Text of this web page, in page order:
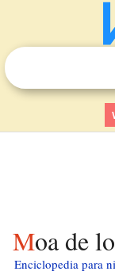
Moa de
Enciclopedia para